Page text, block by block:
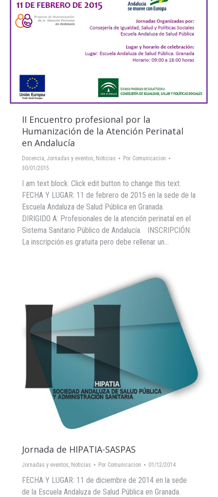
II Encuentro profesional por la
Humanización de la Atención Perinatal
en Andalucía
Docencia, Jornadas y eventos, Noticias Por Comunicacion
30/01/2015
I am text block. Click edit button to change this text.
FECHA Y LUGAR: 11 de febrero de 2015 en la sede de la
Escuela Andaluza de Salud Pública en Granada.
DIRIGIDO A: Profesionales de la atención perinatal en el
Sistema Sanitario Público de Andalucía. INSCRIPCIÓN:
La inscripción es gratuita pero debe rellenar un…
Jornada de HIPATIA-SASPAS
Jornadas y eventos Noticias Por Comunicacion 01/12/2014
FECHA Y LUGAR: 11 de diciembre de 2014 en la sede
de la Escuela Andaluza de Salud Pública en Granada.